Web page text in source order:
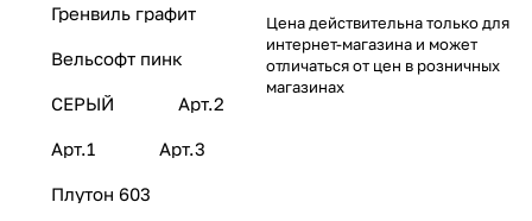
Гренвиль графит
Вельсофт пинк
СЕРЫЙ Арт.2
Арт.1 Арт.3
Плутон 603
Цена действительна только для
интернет-магазина и может
отличаться от цен в розничных
магазинах